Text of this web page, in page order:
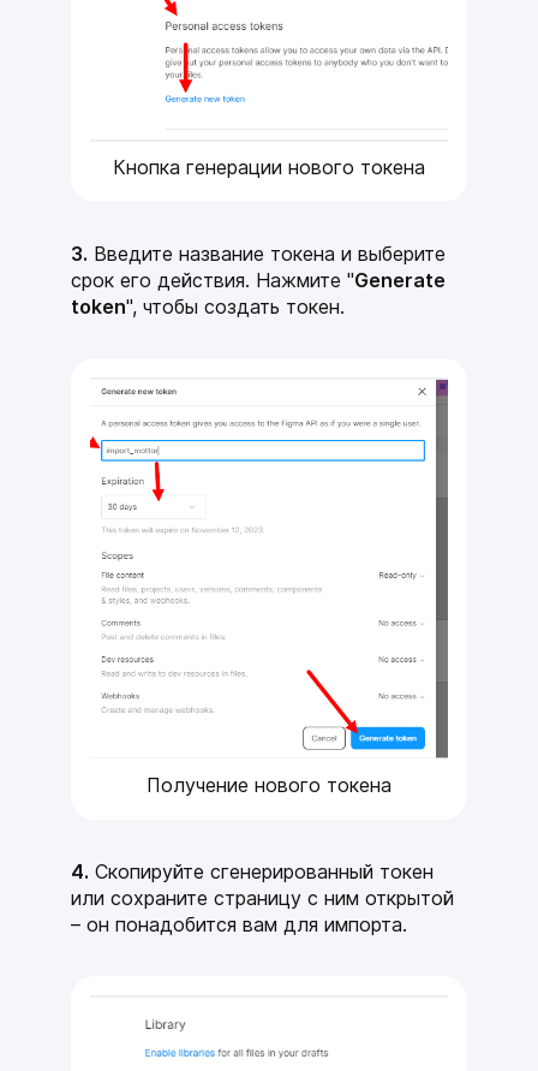
Кнопка генерации нового токена
3. Введите название токена и выберите
срок его действия. Нажмите "Generate
token", чтобы создать токен.
Получение нового токена
4. Скопируйте сгенерированный токен
или сохраните страницу с ним открытой
– он понадобится вам для импорта.